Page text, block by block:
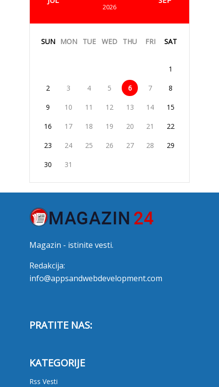
2026
SUN MON TUE WED THU FRI SAT
1
2 3 4 5 6 7 8
9 10 11 12 13 14 15
16 17 18 19 20 21 22
23 24 25 26 27 28 29
30 31
Magazin - istinite vesti.
Redakcija:
info@appsandwebdevelopment.com
PRATITE NAS:
KATEGORIJE
Rss Vesti